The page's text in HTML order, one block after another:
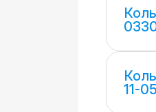
11-